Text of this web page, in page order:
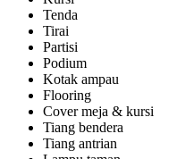
Tenda
Tirai
Partisi
Podium
Kotak ampau
Flooring
Cover meja & kursi
Tiang bendera
Tiang antrian